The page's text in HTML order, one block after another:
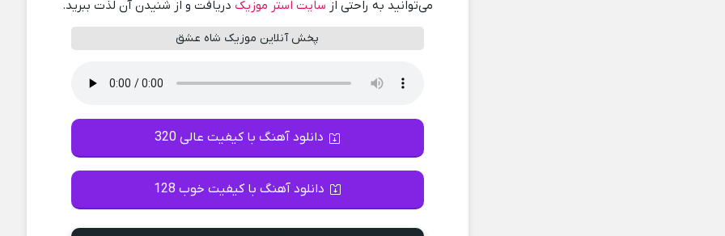
می‌توانید به راحتی از سایت استر موزیک دریافت و از شنیدن آن لذت ببرید.
پخش آنلاین موزیک شاه عشق
دانلود آهنگ با کیفیت عالی 320
دانلود آهنگ با کیفیت خوب 128